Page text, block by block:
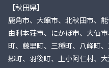
【秋田県】
鹿角市、大館市、北秋田市、
由利本荘市、にかほ市、大仙
町、藤里町、三種町、八峰町
郷町、羽後町、上小阿仁村、